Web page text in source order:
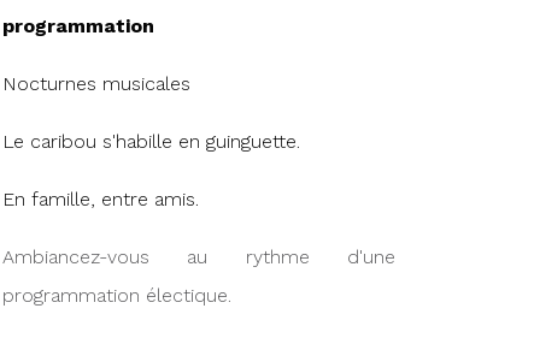
programmation
Nocturnes musicales
Le caribou s'habille en guinguette.
En famille, entre amis.
Ambiancez-vous au rythme d'une
programmation électique.